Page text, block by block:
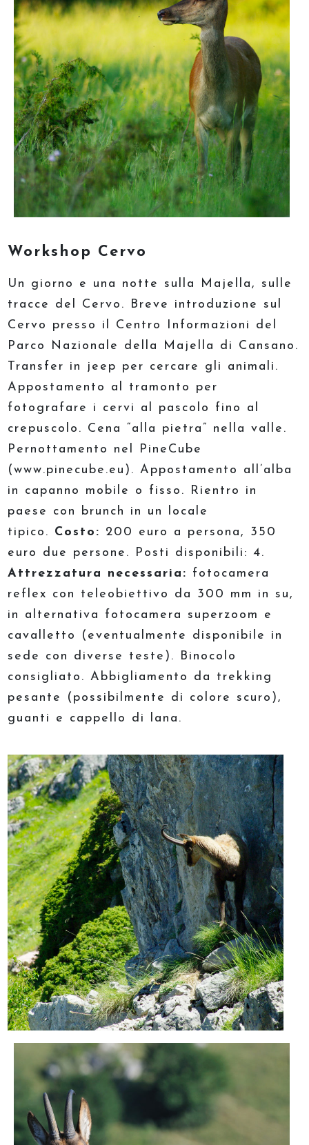
Workshop Cervo
Un giorno e una notte sulla Majella, sulle
tracce del Cervo. Breve introduzione sul
Cervo presso il Centro Informazioni del
Parco Nazionale della Majella di Cansano.
Transfer in jeep per cercare gli animali.
Appostamento al tramonto per
fotografare i cervi al pascolo fino al
crepuscolo. Cena “alla pietra” nella valle.
Pernottamento nel PineCube
(www.pinecube.eu). Appostamento all’alba
in capanno mobile o fisso. Rientro in
paese con brunch in un locale
tipico. Costo: 200 euro a persona, 350
euro due persone. Posti disponibili: 4.
Attrezzatura necessaria: fotocamera
reflex con teleobiettivo da 300 mm in su,
in alternativa fotocamera superzoom e
cavalletto (eventualmente disponibile in
sede con diverse teste). Binocolo
consigliato. Abbigliamento da trekking
pesante (possibilmente di colore scuro),
guanti e cappello di lana.